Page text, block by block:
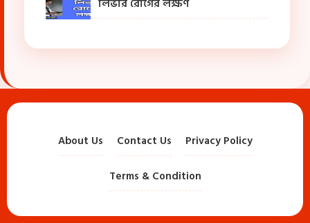
লিভার রোগের লক্ষণ
About Us Contact Us Privacy Policy
Terms & Condition